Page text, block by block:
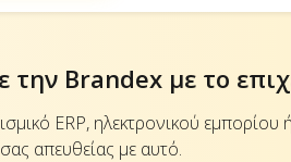
Brandex με το
ERP, ηλεκτρονικού
απευθείας με αυτό.